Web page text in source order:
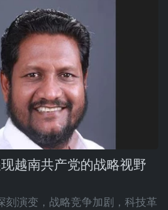
越南共产党的战略视野
刻演变，战略竞争加剧，科技革